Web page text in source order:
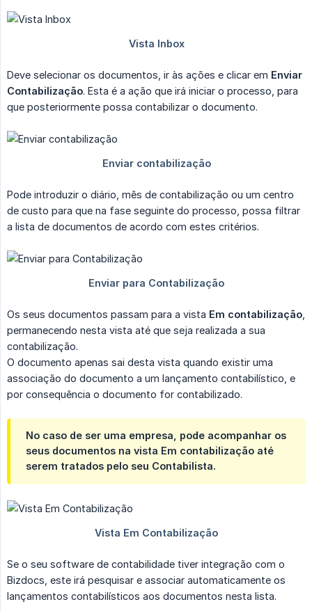
Deve selecionar os documentos, ir às ações e clicar em Enviar
Contabilização. Esta é a ação que irá iniciar o processo, para
que posteriormente possa contabilizar o documento.
Pode introduzir o diário, mês de contabilização ou um centro
de custo para que na fase seguinte do processo, possa filtrar
a lista de documentos de acordo com estes critérios.
Os seus documentos passam para a vista Em contabilização
permanecendo nesta vista até que seja realizada a sua
contabilização.
O documento apenas sai desta vista quando existir uma
associação do documento a um lançamento contabilístico, e
por consequência o documento for contabilizado.
No caso de ser uma empresa, pode acompanhar os
seus documentos na vista Em contabilização até
serem tratados pelo seu Contabilista.
Se o seu software de contabilidade tiver integração com o
Bizdocs, este irá pesquisar e associar automaticamente os
lançamentos contabilísticos aos documentos nesta lista.